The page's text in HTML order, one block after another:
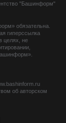
"Башинформ"
обязательна.
гиперссылка
целях, не
об авторском